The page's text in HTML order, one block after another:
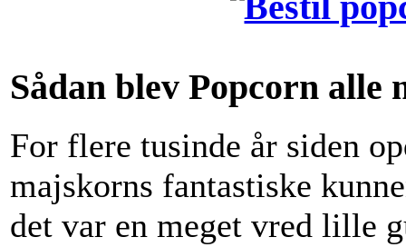
Sådan blev Popcorn alle
For flere tusinde år siden
majskorns fantastiske
det var en meget vred lille